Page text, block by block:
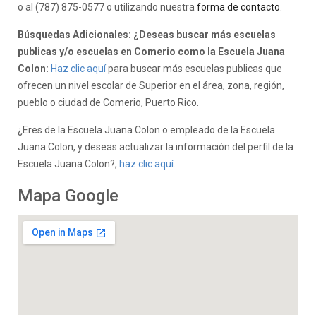
o al (787) 875-0577 o utilizando nuestra forma de contacto
Búsquedas Adicionales: ¿Deseas buscar más escuelas
publicas y/o escuelas en Comerio como la Escuela Juana
Colon: Haz clic aquípara buscar más escuelas publicas que
ofrecen un nivel escolar de Superior en el área, zona, región,
pueblo o ciudad de Comerio, Puerto Rico.
¿Eres de la Escuela Juana Colon o empleado de la Escuela
Juana Colon, y deseas actualizar la información del perfil de la
Escuela Juana Colon?, haz clic aquí.
Mapa Google